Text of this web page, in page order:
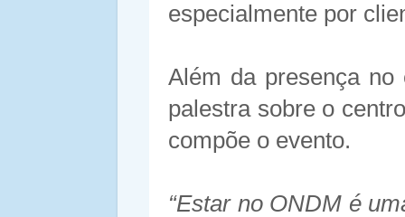
especialmente por
Além da presença no
palestra sobre o
compõe o evento.
“Estar no ONDM é